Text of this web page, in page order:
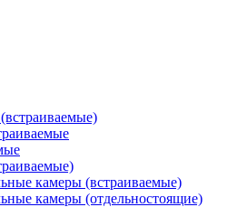
камеры (встраиваемые)
камеры (отдельностоящие)